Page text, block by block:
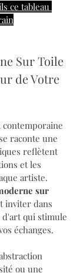
ce tableau
Sur Toile
de Votre
raconte une
reflètent
et les
artiste.
sur
inviter dans
d'art qui stimule
échanges.
ou une